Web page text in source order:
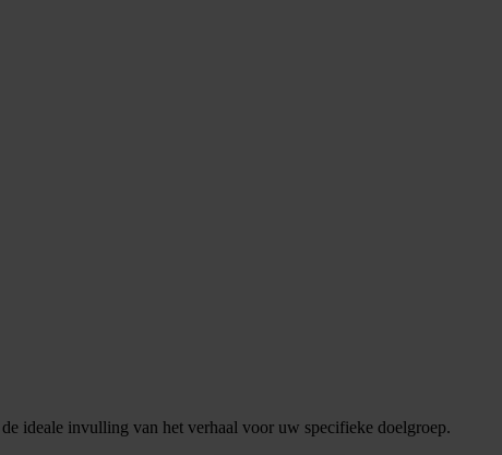
ideale invulling van het verhaal voor uw specifieke doelgroep.